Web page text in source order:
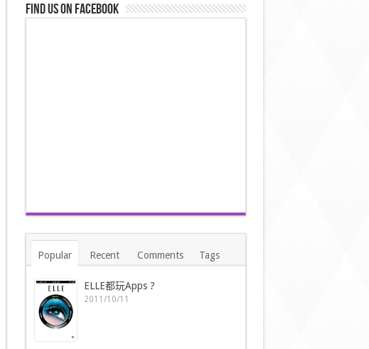
Find us on Facebook
Popular Recent Comments Tags
ELLE都玩Apps ?
2011/10/11